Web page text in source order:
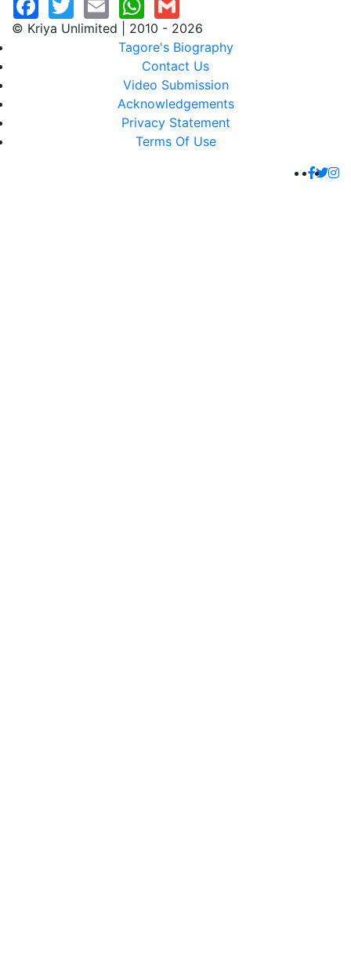
© Kriya Unlimited | 2010 - 2026
Tagore's Biography
Contact Us
Video Submission
Acknowledgements
Privacy Statement
Terms Of Use